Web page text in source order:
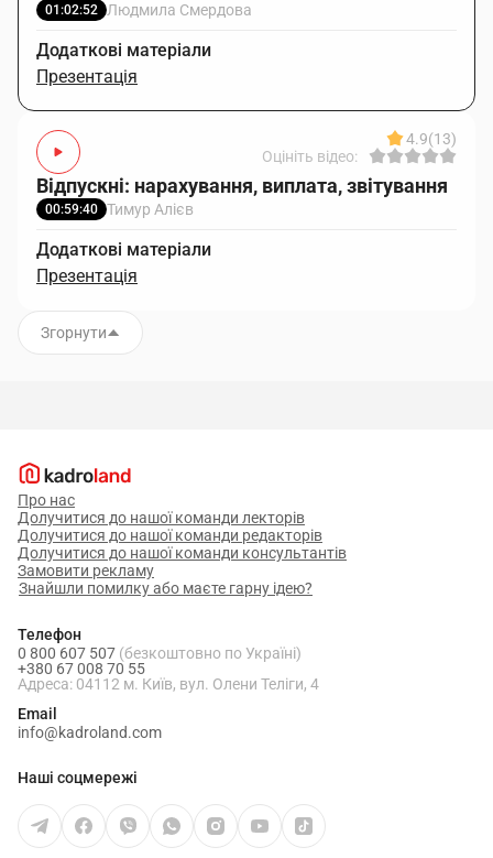
01:02:52 Людмила Смердова
Додаткові матеріали
Презентація
4.9(13)
Оцініть відео:
Відпускні: нарахування, виплата, звітування
00:59:40 Тимур Алієв
Додаткові матеріали
Презентація
Згорнути
Про нас
Долучитися до нашої команди лекторів
Долучитися до нашої команди редакторів
Долучитися до нашої команди консультантів
Замовити рекламу
Знайшли помилку або маєте гарну ідею?
Телефон
0 800 607 507 (безкоштовно по Україні)
+380 67 008 70 55
Адреса: 04112 м. Київ, вул. Олени Теліги, 4
Email
info@kadroland.com
Наші соцмережі